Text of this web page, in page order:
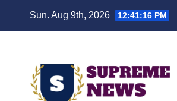
Sun. Aug 9th, 2026 12:41:17 PM